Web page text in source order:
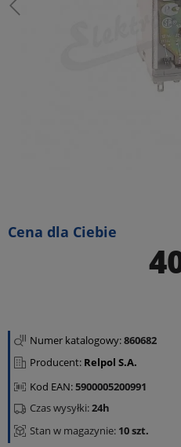
Cena dla Ciebie
Numer katalogowy:860682
Producent: Relpol S.A.
Kod EAN:5900005200991
Stan w magazynie: 10 szt.
Czas wysyłki:24h